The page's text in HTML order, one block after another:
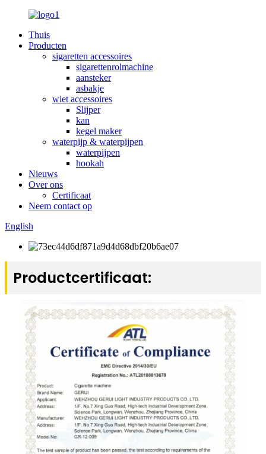
Thuis
Producten
sigaretten accessoires
sigarettenrolmachine
aansteker
asbakje
wiet accessoires
Slijper
kan
kegel maker
waterpijp & waterpijpen
waterpijpen
hookah
Nieuws
Over ons
Certificaat
Neem contact op
English
Productcertificaat: